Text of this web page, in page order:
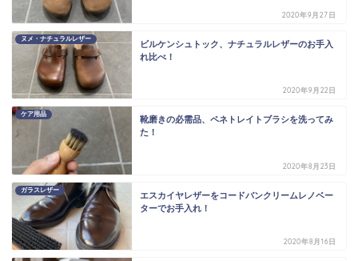
2020年9月27日
ヌメ・ナチュラルレザー
ビルケンシュトック、ナチュラルレザーのお手入
れ比べ！
2020年9月22日
ケア用品
靴磨きの必需品、ペネトレイトブラシを洗ってみ
た！
2020年8月23日
ガラスレザー
エスカイヤレザーをコードバンクリームレノベー
ターでお手入れ！
2020年8月16日